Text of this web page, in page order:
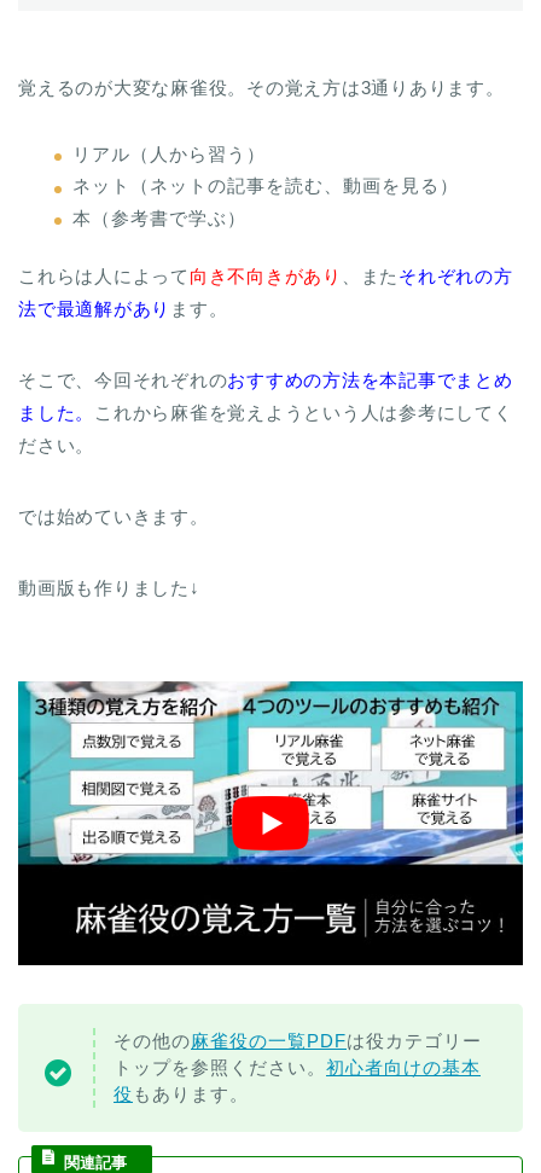
覚えるのが大変な麻雀役。その覚え方は3通りあります。
リアル（人から習う）
ネット（ネットの記事を読む、動画を見る）
本（参考書で学ぶ）
これらは人によって 向き不向きがあり 、また それぞれの方
法で最適解があり ます。
そこで、今回それぞれのおすすめの方法を本記事でまとめ
ました。
これから麻雀を覚えようという人は参考にしてく
ださい。
では始めていきます。
動画版も作りました↓
その他の麻雀役の一覧PDFは役カテゴリー
トップを参照ください。 初心者向けの基本
役 もあります。